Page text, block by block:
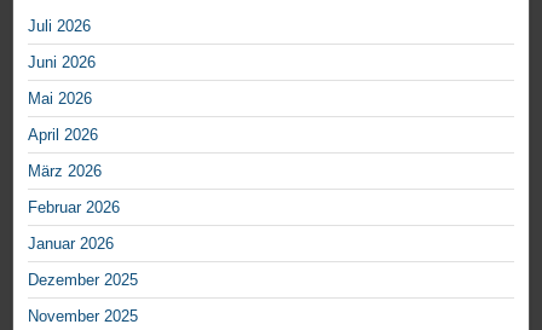
Juli 2026
Juni 2026
Mai 2026
April 2026
März 2026
Februar 2026
Januar 2026
Dezember 2025
November 2025